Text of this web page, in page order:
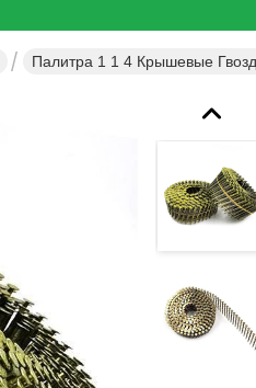
Палитра 1 1 4 Крышевые